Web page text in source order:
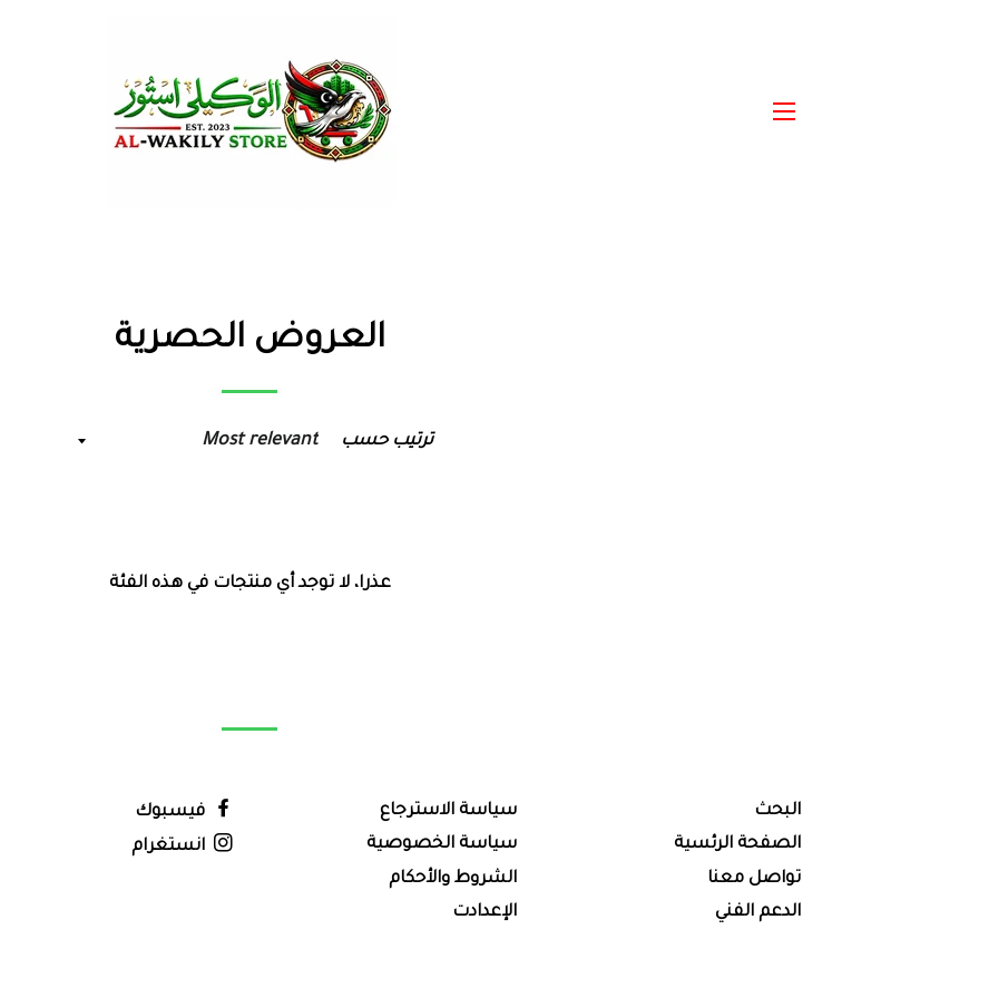
العروض الحصرية
ترتيب حسب
عذرا، لا توجد أي منتجات في هذه الفئة
البحث
الصفحة الرئسية
تواصل معنا
الدعم الفني
سياسة الاسترجاع
سياسة الخصوصية
الشروط والأحكام
الإعدادت
فيسبوك
انستغرام